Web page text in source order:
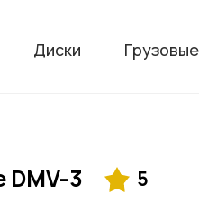
Диски
3 5